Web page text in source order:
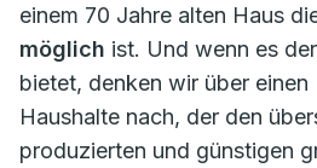
einem 70 Jahre alten Haus
möglich ist. Und wenn es
bietet, denken wir über
Haushalte nach, der den
produzierten und günstigen